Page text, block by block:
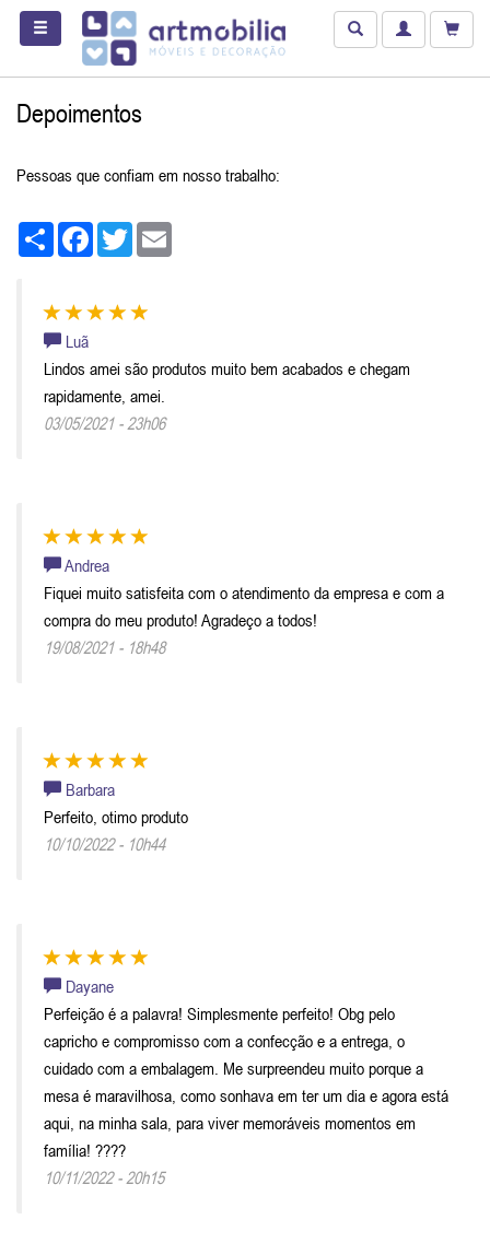
Depoimentos
Pessoas que confiam em nosso trabalho:
Share FacebookTwitter
Luã
Lindos amei são produtos muito bem acabados e chegam
rapidamente, amei.
03/05/2021 - 23h06
Andrea
Fiquei muito satisfeita com o atendimento da empresa e com a
compra do meu produto! Agradeço a todos!
19/08/2021 - 18h48
Barbara
Perfeito, otimo produto
10/10/2022 - 10h44
Dayane
Perfeição é a palavra! Simplesmente perfeito! Obg pelo
capricho e compromisso com a confecção e a entrega, o
cuidado com a embalagem. Me surpreendeu muito porque a
mesa é maravilhosa, como sonhava em ter um dia e agora está
aqui, na minha sala, para viver memoráveis momentos em
família! ????
10/11/2022 - 20h15